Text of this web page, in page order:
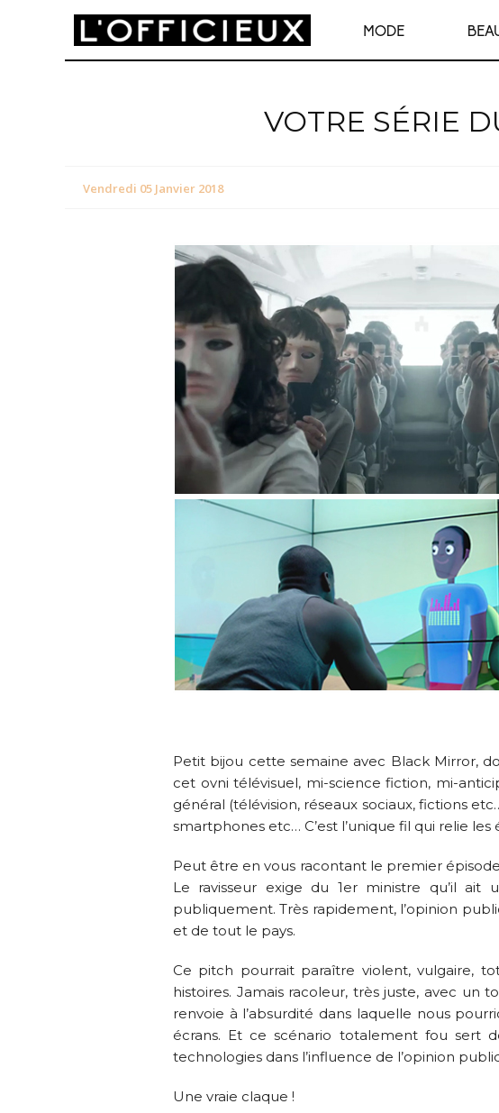
MODE
VOTRE SÉRIE
Vendredi 05 Janvier 2018
Petit bijou cette semaine avec Black Mirror,
cet ovni télévisuel, mi-science fiction, mi-
général (télévision, réseaux sociaux, fictions
smartphones etc… C’est l’unique fil qui relie les
Peut être en vous racontant le premier
Le ravisseur exige du 1er ministre qu’il
publiquement. Très rapidement, l’opinion
et de tout le pays.
Ce pitch pourrait paraître violent, vulgaire,
histoires. Jamais racoleur, très juste, avec
renvoie à l’absurdité dans laquelle nous
écrans. Et ce scénario totalement fou sert
technologies dans l’influence de l’opinion
Une vraie claque !